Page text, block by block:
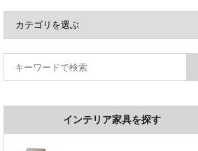
インテリア家具を探す